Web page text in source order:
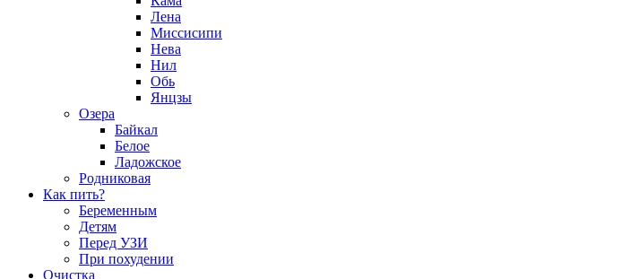
Лена
Миссисипи
Нева
Нил
Обь
Янцзы
Озера
Байкал
Белое
Ладожское
Родниковая
Как пить?
Беременным
Детям
Перед УЗИ
При похудении
Очистка